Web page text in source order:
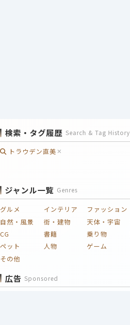
検索・タグ履歴 Search & Tag History
トラウデン直美
ジャンル一覧 Genres
グルメ インテリア ファッション
自然・風景
街・建物 天体・宇宙
CG
書籍 乗り物
ペット
人物 ゲーム
その他
広告 Sponsored